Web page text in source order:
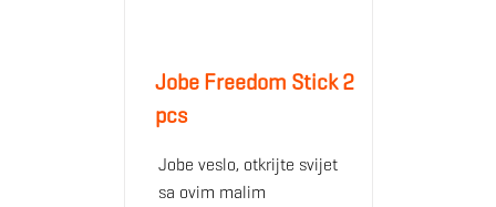
Jobe Freedom Stick 2
pcs
Jobe veslo, otkrijte svijet
sa ovim malim